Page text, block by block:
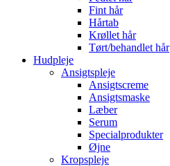
Fint hår
Hårtab
Krøllet hår
Tørt/behandlet hår
Hudpleje
Ansigtspleje
Ansigtscreme
Ansigtsmaske
Læber
Serum
Specialprodukter
Øjne
Kropspleje